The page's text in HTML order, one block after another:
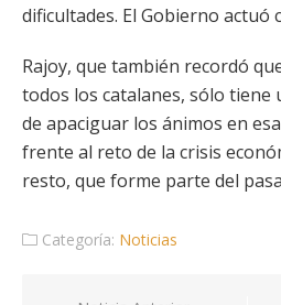
dificultades. El Gobierno actuó
Rajoy, que también recordó
todos los catalanes, sólo
de apaciguar los ánimos en
frente al reto de la crisis
resto, que forme parte del
Categoría: Noticias